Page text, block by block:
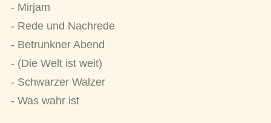
- Mirjam
- Rede und Nachrede
- Betrunkner Abend
- (Die Welt ist weit)
- Schwarzer Walzer
- Was wahr ist